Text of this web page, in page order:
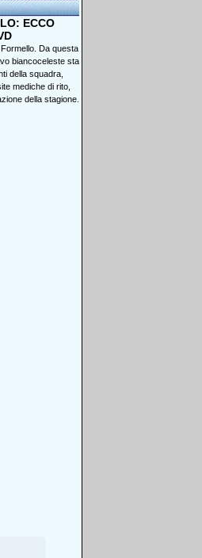
ECCO
Da questa
biancoceleste sta
della squadra,
mediche di rito,
della stagione.